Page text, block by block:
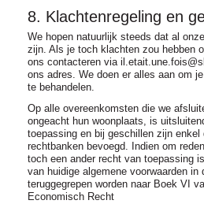
8. Klachtenregeling en
We hopen natuurlijk steeds dat al
zijn. Als je toch klachten zou hebben
ons contacteren via
ons adres. We doen er alles aan om
te behandelen.
Op alle overeenkomsten die we
ongeacht hun woonplaats, is
toepassing en bij geschillen zijn enkel
rechtbanken bevoegd. Indien om
toch een ander recht van toepassing
van huidige algemene voorwaarden in
teruggegrepen worden naar Boek VI
Economisch Recht